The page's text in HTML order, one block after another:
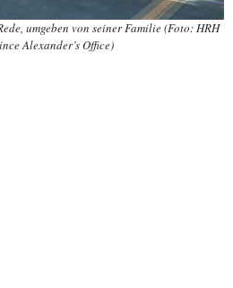
umgeben von seiner Familie (Foto: HRH
Alexander’s Office)